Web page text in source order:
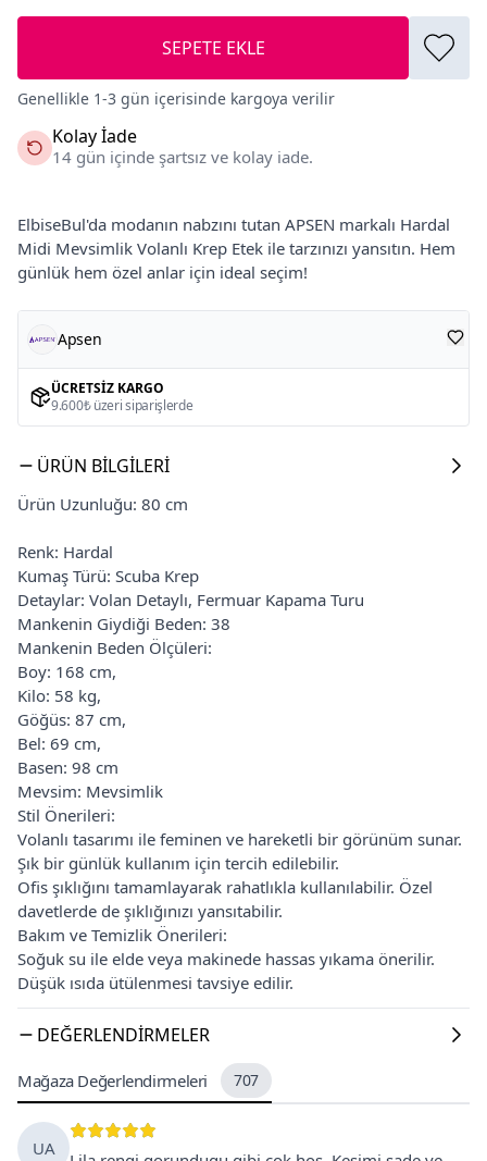
SEPETE EKLE
Genellikle 1-3 gün içerisinde kargoya verilir
Kolay İade
14 gün içinde şartsız ve kolay iade.
ElbiseBul'da modanın nabzını tutan APSEN markalı Hardal
Midi Mevsimlik Volanlı Krep Etek ile tarzınızı yansıtın. Hem
günlük hem özel anlar için ideal seçim!
Apsen
ÜCRETSIZ KARGO
9.600₺ üzeri siparişlerde
ÜRÜN BILGILERI
Ürün Uzunluğu: 80 cm
Renk: Hardal
Kumaş Türü: Scuba Krep
Detaylar: Volan Detaylı, Fermuar Kapama Turu
Mankenin Giydiği Beden: 38
Mankenin Beden Ölçüleri:
Boy: 168 cm,
Kilo: 58 kg,
Göğüs: 87 cm,
Bel: 69 cm,
Basen: 98 cm
Mevsim: Mevsimlik
Stil Önerileri:
Volanlı tasarımı ile feminen ve hareketli bir görünüm sunar.
Şık bir günlük kullanım için tercih edilebilir.
Ofis şıklığını tamamlayarak rahatlıkla kullanılabilir. Özel
davetlerde de şıklığınızı yansıtabilir.
Bakım ve Temizlik Önerileri:
Soğuk su ile elde veya makinede hassas yıkama önerilir.
Düşük ısıda ütülenmesi tavsiye edilir.
DEĞERLENDIRMELER
Mağaza Değerlendirmeleri 707
UA